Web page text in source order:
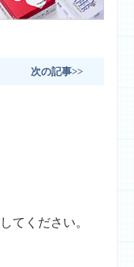
次の記事>>
してください。